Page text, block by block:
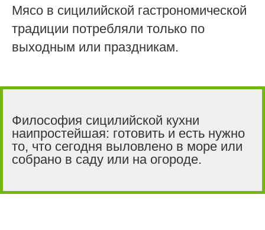
Мясо в сицилийской гастрономической
традиции потребляли только по
выходным или праздникам.
Философия сицилийской кухни
наипростейшая: готовить и есть нужно
то, что сегодня выловлено в море или
собрано в саду или на огороде.